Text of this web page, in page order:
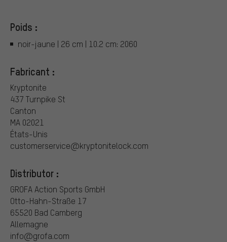
Poids :
noir-jaune | 26 cm | 10.2 cm: 2060
Fabricant :
Kryptonite
437 Turnpike St
Canton
MA 02021
États-Unis
customerservice@kryptonitelock.com
Distributor :
GROFA Action Sports GmbH
Otto-Hahn-Straße 17
65520 Bad Camberg
Allemagne
info@grofa.com